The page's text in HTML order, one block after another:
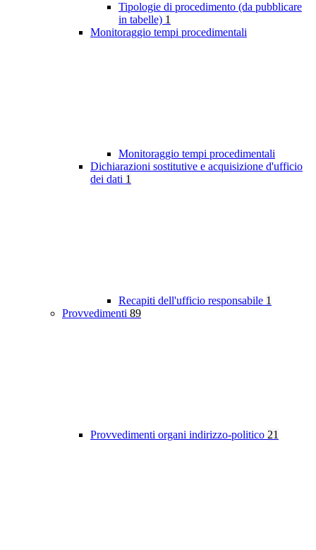
Tipologie di procedimento (da pubblicare
in tabelle) 1
Monitoraggio tempi procedimentali
Monitoraggio tempi procedimentali
Dichiarazioni sostitutive e acquisizione d'ufficio
dei dati 1
Recapiti dell'ufficio responsabile 1
Provvedimenti 89
Provvedimenti organi indirizzo-politico 21